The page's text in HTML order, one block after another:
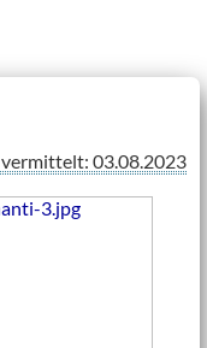
vermittelt: 03.08.2023